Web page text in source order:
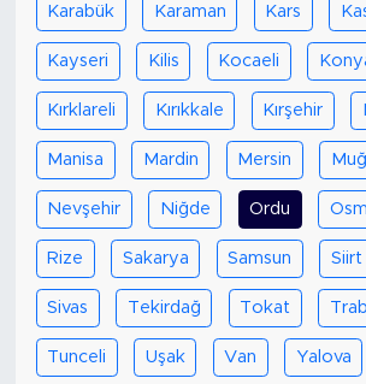
Karabük Karaman Kars
Kayseri Kilis Kocaeli
Kırklareli Kırıkkale Kırşehir
Manisa Mardin Mersin
Nevşehir Niğde Ordu
Rize Sakarya Samsun Siirt
Sivas Tekirdağ Tokat
Tunceli Uşak Van Yalova